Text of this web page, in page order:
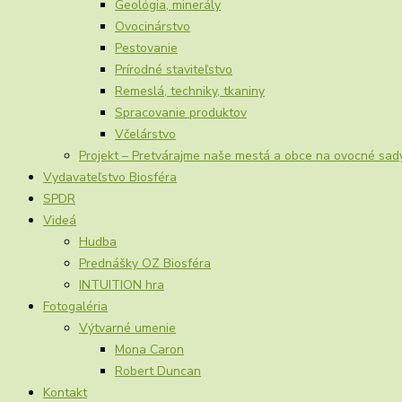
Geológia, minerály
Ovocinárstvo
Pestovanie
Prírodné staviteľstvo
Remeslá, techniky, tkaniny
Spracovanie produktov
Včelárstvo
Projekt – Pretvárajme naše mestá a obce na ovocné
Vydavateľstvo Biosféra
SPDR
Videá
Hudba
Prednášky OZ Biosféra
INTUITION hra
Fotogaléria
Výtvarné umenie
Mona Caron
Robert Duncan
Kontakt